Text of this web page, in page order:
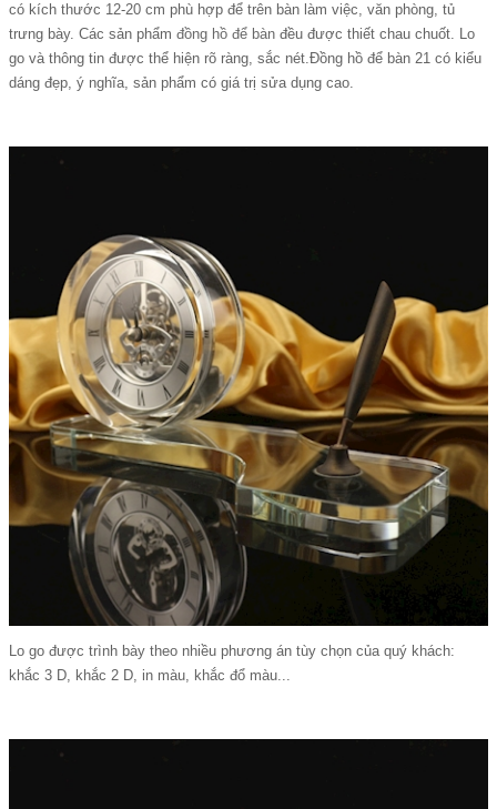
có kích thước 12-20 cm phù hợp để trên bàn làm việc, văn phòng, tủ
trưng bày. Các sản phẩm đồng hồ để bàn đều được thiết chau chuốt. Lo
go và thông tin được thể hiện rõ ràng, sắc nét.Đồng hồ để bàn 21 có kiểu
dáng đẹp, ý nghĩa, sản phẩm có giá trị sửa dụng cao.
Lo go được trình bày theo nhiều phương án tùy chọn của quý khách:
khắc 3 D, khắc 2 D, in màu, khắc đổ màu...